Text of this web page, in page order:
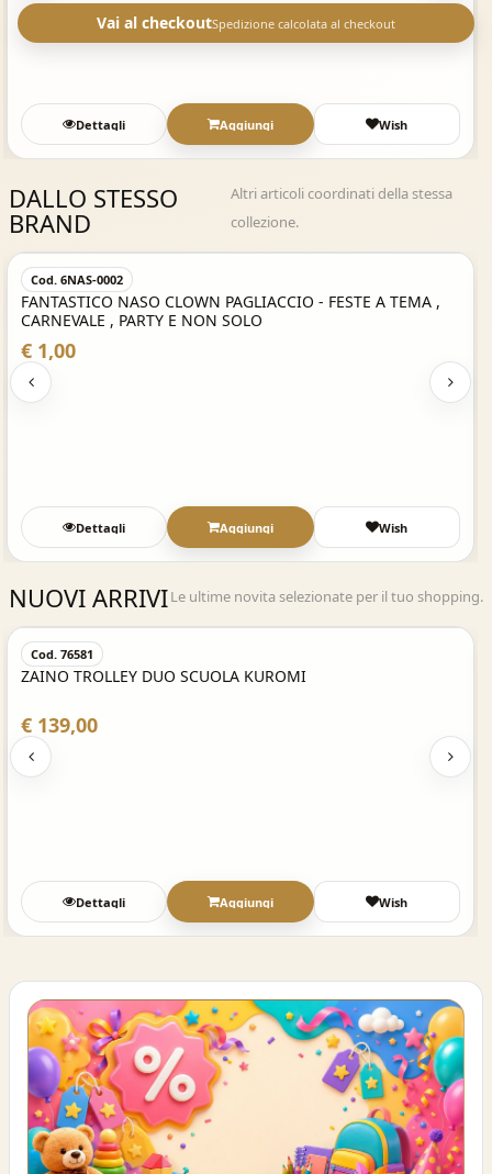
Vai al checkoutSpedizione calcolata al checkout
Dettagli Aggiungi Wish
DALLO STESSO
BRAND
Altri articoli coordinati della stessa
collezione.
Acquisto Veloce
Cod. 6NAS-0002
FANTASTICO NASO CLOWN PAGLIACCIO - FESTE A TEMA ,
CARNEVALE , PARTY E NON SOLO
€ 1,00
Dettagli Aggiungi Wish
NUOVI ARRIVILe ultime novita selezionate per il tuo shopping.
Acquisto Veloce
Cod. 76581
ZAINO TROLLEY DUO SCUOLA KUROMI
€ 139,00
Dettagli Aggiungi Wish